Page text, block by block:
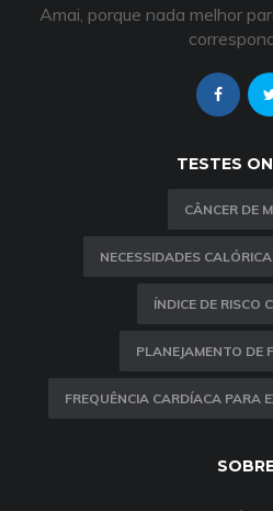
Amai, porque nada melhor
TESTES
CÂNCER DE
NECESSIDADES
ÍNDICE DE RISCO
PLANEJAMENTO DE
FREQUÊNCIA CARDÍACA PARA